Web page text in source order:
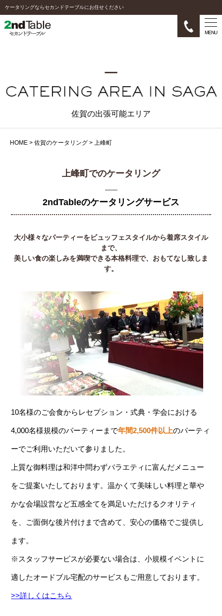
ケータリングならセカンドテーブルにお任せください
MENU
佐賀の出張可能エリア
HOME > 佐賀のケータリング > 上峰町
上峰町でのケータリング
2ndTableのケータリングサービス
大小様々なパーティーをビュッフェスタイルから着席スタイル
まで、
美しい食の楽しみを満喫できる本格料理で、おもてなし致しま
す。
10名様のご会食からレセプション・式典・学会における
4,000名様規模のパーティーまで年間2,500件以上のパーティ
ーでご利用いただいて参りました。
上質な御料理は和洋中問わずバラエティに富んだメニュー
をご提案いたしております。温かくて美味しい料理と華や
かな会場設営など五感全てを満足いただけるクオリティ
を、ご面倒な後片付けまで含めて、安心の価格でご提供し
ます。
※スタッフサービスが必要ない場合は、小規模イベントに
適したオードブル宅配のサービスもご用意しております。
>>詳しくはこちら